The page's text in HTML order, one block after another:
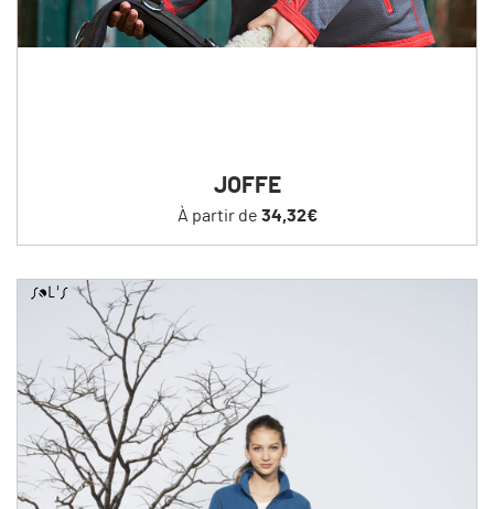
JOFFE
À partir de 34,32€